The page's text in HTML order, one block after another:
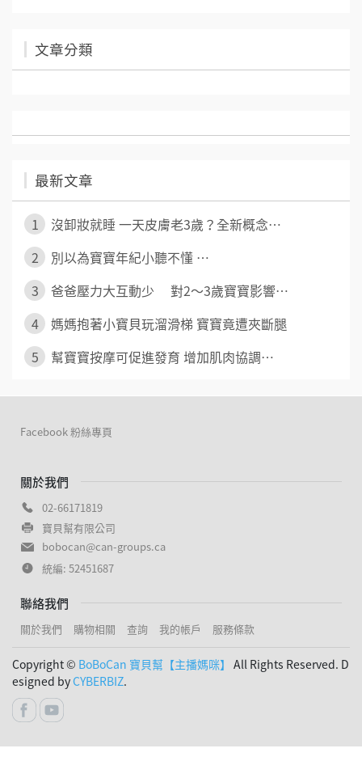
文章分類
最新文章
1
沒卸妝就睡 一天皮膚老3歲？全新概念⋯
2
別以為寶寶年紀小聽不懂 ⋯
3
爸爸壓力大互動少 對2～3歲寶寶影響⋯
4
媽媽抱著小寶貝玩溜滑梯 寶寶竟遭夾斷腿
5
幫寶寶按摩可促進發育 增加肌肉協調⋯
關於我們
02-66171819
寶貝幫有限公司
bobocan@can-groups.ca
統編: 52451687
聯絡我們
關於我們 購物相關 查詢 我的帳戶 服務條款
Facebook 粉絲專頁
Copyright © BoBoCan 寶貝幫【主播媽咪】 All Rights Reserved. D
esigned byCYBERBIZ.